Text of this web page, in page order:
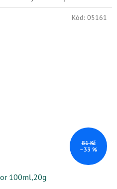
81 Kč
–33 %
100ml,20g
Kód: 05161